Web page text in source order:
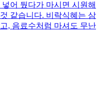
어 뒀다가 마시면 시원해
같습니다. 비락식혜는 삼
, 음료수처럼 마셔도 무난